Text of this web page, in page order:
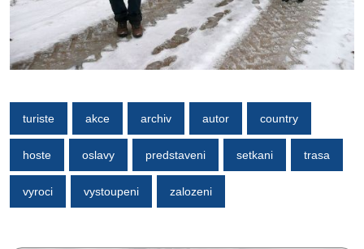
turiste akce archiv autor country
hoste oslavy predstaveni setkani trasa
vyroci vystoupeni zalozeni